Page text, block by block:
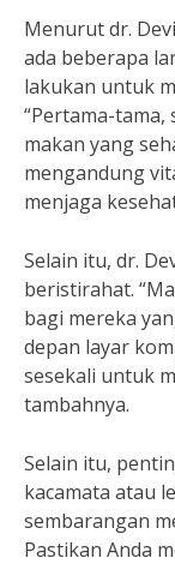
Menurut dr.
ada beberapa
lakukan untuk
“Pertama-
makan yang
mengandung
menjaga
Selain itu, dr.
beristirahat.
bagi mereka
depan layar
sesekali untuk
tambahnya.
Selain itu,
kacamata atau
sembarangan
Pastikan Anda